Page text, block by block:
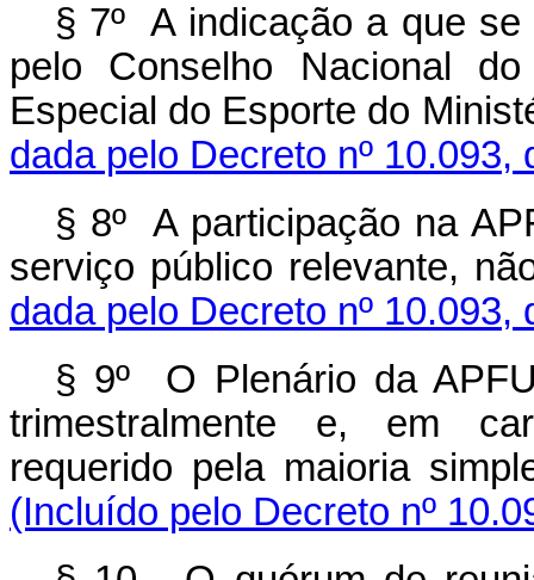
§ 7º A indicação a que
pelo Conselho Nacional
Especial do Esporte do
dada pelo Decreto nº 10.093,
§ 8º A participação na
serviço público relevante,
dada pelo Decreto nº 10.093,
§ 9º O Plenário da
trimestralmente e, em
requerido pela maioria
(Incluído pelo Decreto nº